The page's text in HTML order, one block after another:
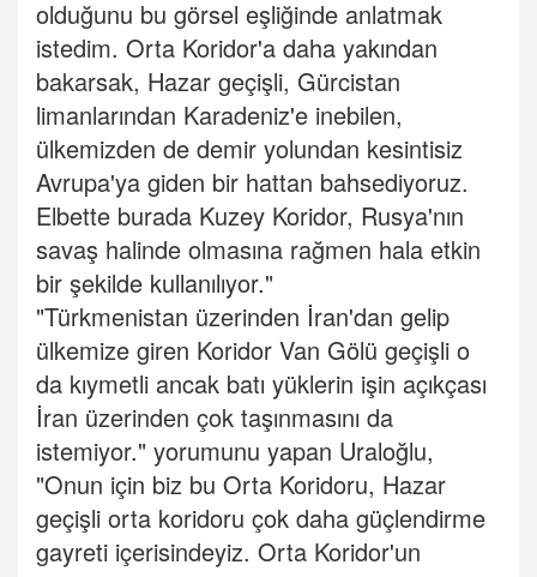
olduğunu bu görsel eşliğinde anlatmak
istedim. Orta Koridor'a daha yakından
bakarsak, Hazar geçişli, Gürcistan
limanlarından Karadeniz'e inebilen,
ülkemizden de demir yolundan kesintisiz
Avrupa'ya giden bir hattan bahsediyoruz.
Elbette burada Kuzey Koridor, Rusya'nın
savaş halinde olmasına rağmen hala etkin
bir şekilde kullanılıyor."
"Türkmenistan üzerinden İran'dan gelip
ülkemize giren Koridor Van Gölü geçişli o
da kıymetli ancak batı yüklerin işin açıkçası
İran üzerinden çok taşınmasını da
istemiyor." yorumunu yapan Uraloğlu,
"Onun için biz bu Orta Koridoru, Hazar
geçişli orta koridoru çok daha güçlendirme
gayreti içerisindeyiz. Orta Koridor'un